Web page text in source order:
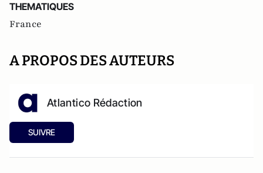
THEMATIQUES
France
A PROPOS DES AUTEURS
Atlantico Rédaction
SUIVRE